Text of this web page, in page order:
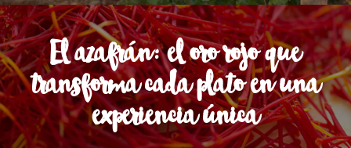
El azafrán: el oro rojo que
transforma cada plato en una
experiencia única